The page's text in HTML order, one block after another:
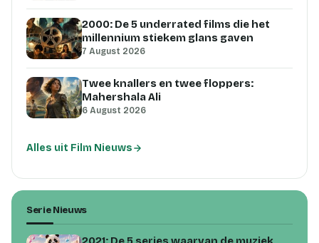
2000: De 5 underrated films die het
millennium stiekem glans gaven
7 August 2026
Twee knallers en twee floppers:
Mahershala Ali
6 August 2026
Alles uit Film Nieuws
Serie Nieuws